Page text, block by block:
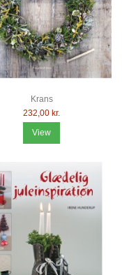
Krans
232,00 kr.
View